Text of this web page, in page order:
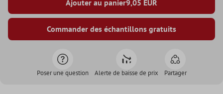
Ajouter au panier9,05 EUR
Commander des échantillons gratuits
Poser une question Alerte de baisse de prix Partager